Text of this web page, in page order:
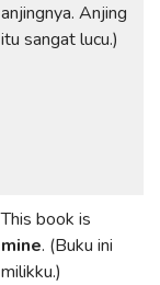
anjingnya. Anjing
itu sangat lucu.)
This book is
mine. (Buku ini
milikku.)